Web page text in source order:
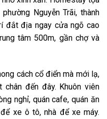
Nguyễn Trãi, thành
đắt địa ngay cửa ngõ cao
tâm 500m, gần chợ và
cách cổ điển mà mới lạ,
đến đây. Khuôn viên
nghỉ, quán cafe, quán ăn
xe ô tô, nhà để xe máy.